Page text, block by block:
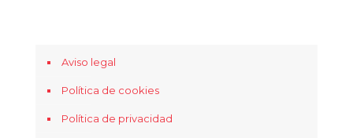
Aviso legal
Política de cookies
Política de privacidad